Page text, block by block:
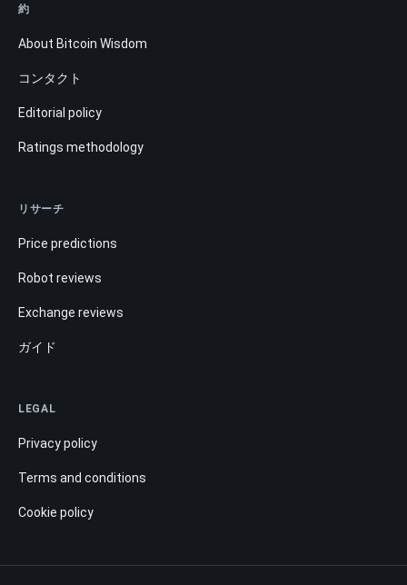
約
About Bitcoin Wisdom
コンタクト
Editorial policy
Ratings methodology
リサーチ
Price predictions
Robot reviews
Exchange reviews
ガイド
LEGAL
Privacy policy
Terms and conditions
Cookie policy